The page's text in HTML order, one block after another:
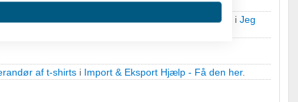
ijesper15'sGæstebog.
leverandør af t-shirts (med tryk) til vores tøjmærke i Jeg
af t-shirts i Import & Eksport Hjælp - Få den her.